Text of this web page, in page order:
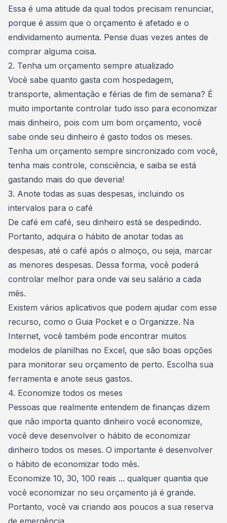
Essa é uma atitude da qual todos precisam renunciar,
porque é assim que o orçamento é afetado e o
endividamento aumenta. Pense duas vezes antes de
comprar alguma coisa.
2. Tenha um orçamento sempre atualizado
Você sabe quanto gasta com hospedagem,
transporte, alimentação e férias de fim de semana? É
muito importante controlar tudo isso para economizar
mais dinheiro, pois com um bom orçamento, você
sabe onde seu dinheiro é gasto todos os meses.
Tenha um orçamento sempre sincronizado com você,
tenha mais controle, consciência, e saiba se está
gastando mais do que deveria!
3. Anote todas as suas despesas, incluindo os
intervalos para o café
De café em café, seu dinheiro está se despedindo.
Portanto, adquira o hábito de anotar todas as
despesas, até o café após o almoço, ou seja, marcar
as menores despesas. Dessa forma, você poderá
controlar melhor para onde vai seu salário a cada
mês.
Existem vários aplicativos que podem ajudar com esse
recurso, como o Guia Pocket e o Organizze. Na
Internet, você também pode encontrar muitos
modelos de planilhas no Excel, que são boas opções
para monitorar seu orçamento de perto. Escolha sua
ferramenta e anote seus gastos.
4. Economize todos os meses
Pessoas que realmente entendem de finanças dizem
que não importa quanto dinheiro você economize,
você deve desenvolver o hábito de economizar
dinheiro todos os meses. O importante é desenvolver
o hábito de economizar todo mês.
Economize 10, 30, 100 reais ... qualquer quantia que
você economizar no seu orçamento já é grande.
Portanto, você vai criando aos poucos a sua reserva
de emergência.